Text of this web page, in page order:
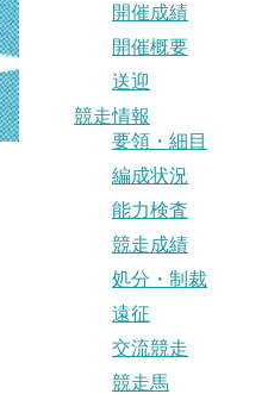
開催成績
開催概要
送迎
競走情報
要領・細目
編成状況
能力検査
競走成績
処分・制裁
遠征
交流競走
競走馬